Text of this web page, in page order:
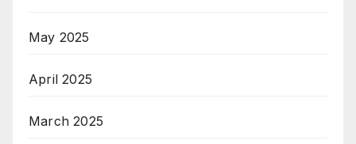
May 2025
April 2025
March 2025